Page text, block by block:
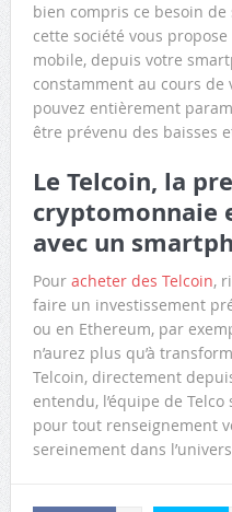
bien compris ce besoin de
cette société vous
mobile, depuis votre
constamment au cours de
pouvez entièrement
être prévenu des baisses
Le Telcoin, la
cryptomonnaie
avec un
Pour acheter des Telcoin,
faire un investissement
ou en Ethereum, par
n’aurez plus qu’à
Telcoin, directement
entendu, l’équipe de
pour tout renseignement
sereinement dans